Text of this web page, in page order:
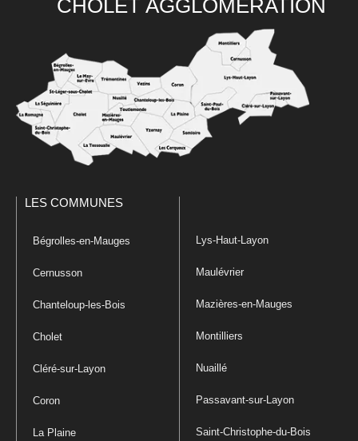
CHOLET AGGLOMÉRATION
LES COMMUNES
Bégrolles-en-Mauges
Cernusson
Chanteloup-les-Bois
Cholet
Cléré-sur-Layon
Coron
La Plaine
Lys-Haut-Layon
Maulévrier
Mazières-en-Mauges
Montilliers
Nuaillé
Passavant-sur-Layon
Saint-Christophe-du-Bois